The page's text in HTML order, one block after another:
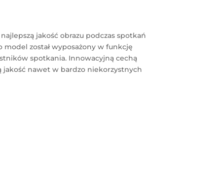
jakość obrazu podczas spotkań
został wyposażony w funkcję
spotkania. Innowacyjną cechą
jakość nawet w bardzo niekorzystnych